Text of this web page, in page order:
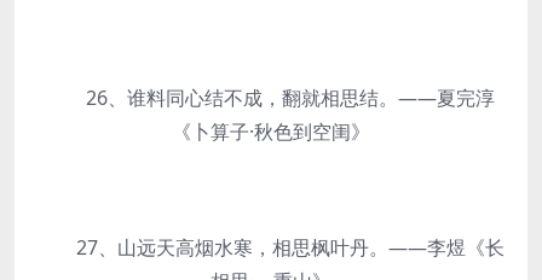
26、谁料同心结不成，翻就相思结。——夏完淳
《卜算子·秋色到空闺》
27、山远天高烟水寒，相思枫叶丹。——李煜《长